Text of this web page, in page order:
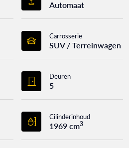
Automaat
Carrosserie
SUV / Terreinwagen
Deuren
5
Cilinderinhoud
1969 cm3